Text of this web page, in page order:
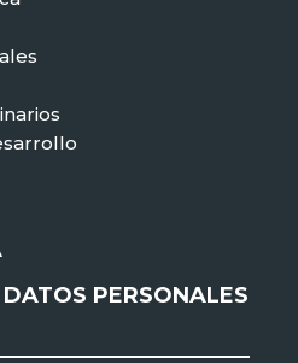
PERSONALES